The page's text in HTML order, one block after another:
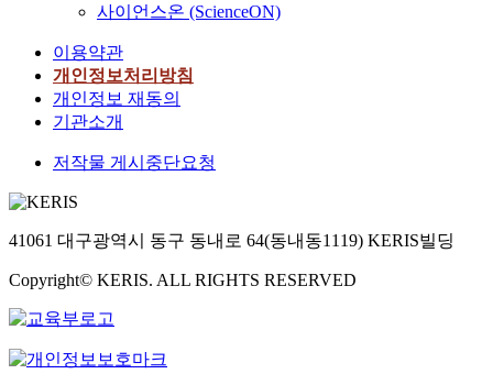
사이언스온 (ScienceON)
이용약관
개인정보처리방침
개인정보 재동의
기관소개
저작물 게시중단요청
41061 대구광역시 동구 동내로 64(동내동1119) KERIS빌딩
Copyright© KERIS. ALL RIGHTS RESERVED